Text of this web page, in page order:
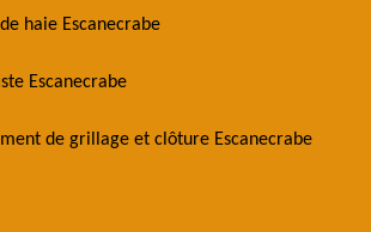
haie Escanecrabe
Escanecrabe
de grillage et clôture Escanecrabe